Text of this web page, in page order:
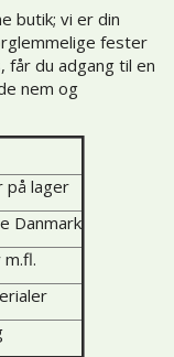
butik; vi er din
fester
får du adgang til en
nem og
på lager
Danmark